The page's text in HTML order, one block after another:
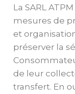
La SARL
mesures de
et
préserver la
de leur
transfert. En